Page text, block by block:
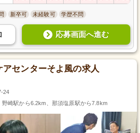
新卒可 未経験可 学歴不問
応募画面へ進む
アセンターそよ風の求人
24
崎駅から6.2km、那須塩原駅から7.8km